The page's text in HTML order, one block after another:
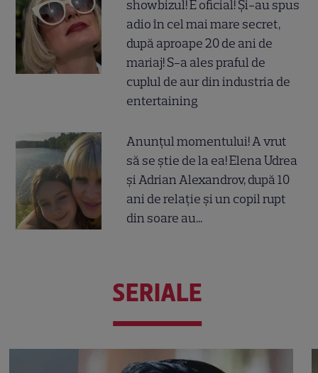
showbizul! E oficial! Și-au spus
adio în cel mai mare secret,
după aproape 20 de ani de
mariaj! S-a ales praful de
cuplul de aur din industria de
entertaining
Anunțul momentului! A vrut
să se știe de la ea! Elena Udrea
și Adrian Alexandrov, după 10
ani de relație și un copil rupt
din soare au...
SERIALE